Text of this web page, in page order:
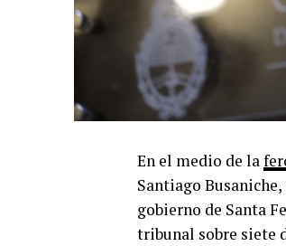
En el medio de la
Santiago
gobierno de Santa
tribunal sobre siete